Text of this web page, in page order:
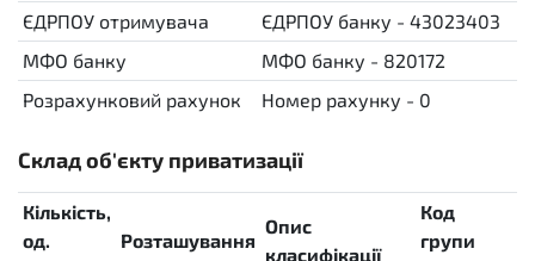
ЄДРПОУ отримувача
ЄДРПОУ банку - 43023403
МФО банку
МФО банку - 820172
Розрахунковий рахунок
Номер рахунку - 0
Склад об'єкту приватизації
Кількість,
од.
Розташування
Опис
класифікації
Код
групи